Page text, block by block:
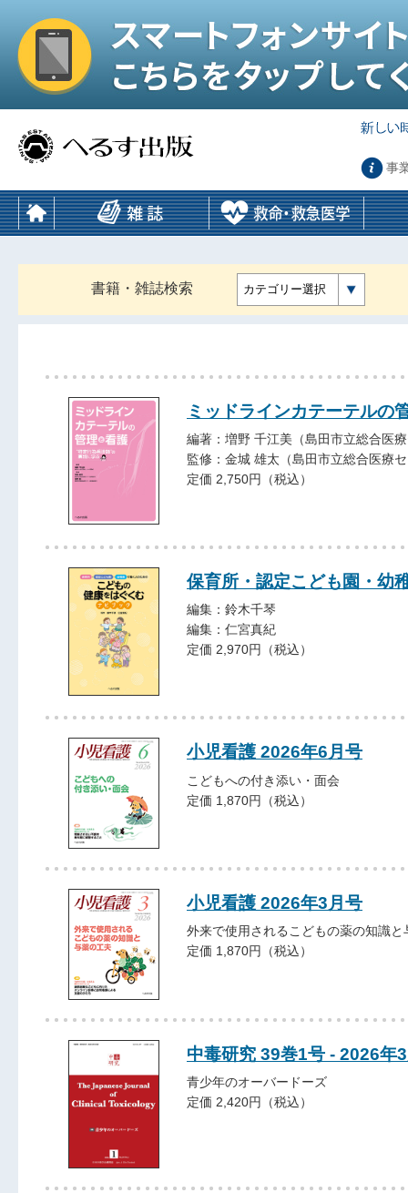
事
書籍・雑誌検索 カテゴリー選択
ミッドラインカテーテルの
編著：増野 千江美（島田市立総合医
監修：金城 雄太（島田市立総合医療
定価 2,750円（税込）
保育所・認定こども園・幼
編集：鈴木千琴
編集：仁宮真紀
定価 2,970円（税込）
小児看護 2026年6月号
こどもへの付き添い・面会
定価 1,870円（税込）
小児看護 2026年3月号
外来で使用されるこどもの薬の知識と
定価 1,870円（税込）
中毒研究 39巻1号 - 2026年
青少年のオーバードーズ
定価 2,420円（税込）